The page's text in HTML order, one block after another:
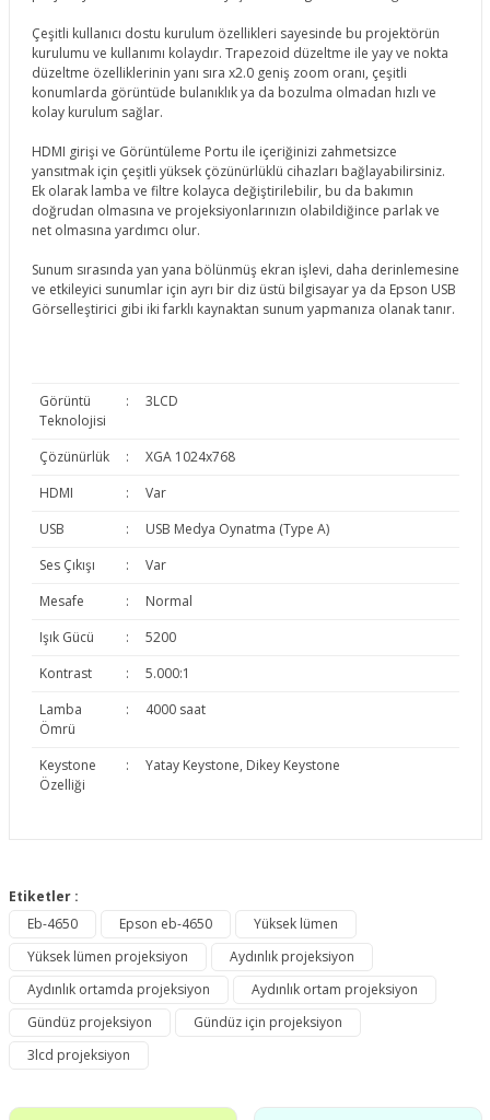
Çeşitli kullanıcı dostu kurulum özellikleri sayesinde bu projektörün
kurulumu ve kullanımı kolaydır. Trapezoid düzeltme ile yay ve nokta
düzeltme özelliklerinin yanı sıra x2.0 geniş zoom oranı, çeşitli
konumlarda görüntüde bulanıklık ya da bozulma olmadan hızlı ve
kolay kurulum sağlar.
HDMI girişi ve Görüntüleme Portu ile içeriğinizi zahmetsizce
yansıtmak için çeşitli yüksek çözünürlüklü cihazları bağlayabilirsiniz.
Ek olarak lamba ve filtre kolayca değiştirilebilir, bu da bakımın
doğrudan olmasına ve projeksiyonlarınızın olabildiğince parlak ve
net olmasına yardımcı olur.
Sunum sırasında yan yana bölünmüş ekran işlevi, daha derinlemesine
ve etkileyici sunumlar için ayrı bir diz üstü bilgisayar ya da Epson USB
Görselleştirici gibi iki farklı kaynaktan sunum yapmanıza olanak tanır.
Görüntü
Teknolojisi
: 3LCD
Çözünürlük :
XGA 1024x768
HDMI
:
Var
USB
:
USB Medya Oynatma (Type A)
Ses Çıkışı
:
Var
Mesafe
:
Normal
Işık Gücü
:
5200
Kontrast
:
5.000:1
Lamba
Ömrü
: 4000 saat
Keystone
Özelliği
: Yatay Keystone, Dikey Keystone
Yorum Yaz
konularda yetersiz gördüğünüz noktaları öneri formunu
Görüş ve önerileriniz için teşekkür ederiz.
Ürün resmi kalitesiz, bozuk veya görüntülenemiyor.
Ürün açıklamasında eksik bilgiler bulunuyor.
Ürün bilgilerinde hatalar bulunuyor.
Bu ürüne benzer farklı alternatifler olmalı.
Etiketler :
Eb-4650
Epson eb-4650
Yüksek lümen
Yüksek lümen projeksiyon
Aydınlık projeksiyon
Aydınlık ortamda projeksiyon
Aydınlık ortam projeksiyon
Gündüz projeksiyon
Gündüz için projeksiyon
3lcd projeksiyon